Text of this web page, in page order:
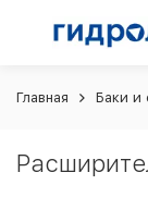
Главная Баки и